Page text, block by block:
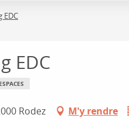
EDC
EDC
Rodez M'y rendre